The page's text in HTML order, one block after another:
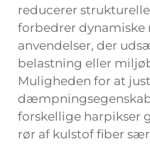
reducerer
forbedrer dynamiske
anvendelser, der
belastning eller
Muligheden for at
forskellige harpikser
rør af kulstof fiber